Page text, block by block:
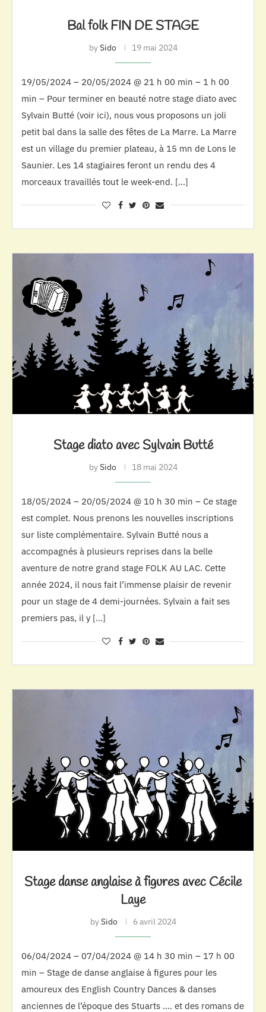
Bal folk FIN DE STAGE
bySido 19 mai 2024
19/05/2024 – 20/05/2024 @ 21 h 00 min – 1 h 00
min – Pour terminer en beauté notre stage diato avec
Sylvain Butté (voir ici), nous vous proposons un joli
petit bal dans la salle des fêtes de La Marre. La Marre
est un village du premier plateau, à 15 mn de Lons le
Saunier. Les 14 stagiaires feront un rendu des 4
morceaux travaillés tout le week-end. […]
Stage diato avec Sylvain Butté
bySido 18 mai 2024
18/05/2024 – 20/05/2024 @ 10 h 30 min – Ce stage
est complet. Nous prenons les nouvelles inscriptions
sur liste complémentaire. Sylvain Butté nous a
accompagnés à plusieurs reprises dans la belle
aventure de notre grand stage FOLK AU LAC. Cette
année 2024, il nous fait l’immense plaisir de revenir
pour un stage de 4 demi-journées. Sylvain a fait ses
premiers pas, il y […]
Stage danse anglaise à figures avec Cécile
Laye
bySido 6 avril 2024
06/04/2024 – 07/04/2024 @ 14 h 30 min – 17 h 00
min – Stage de danse anglaise à figures pour les
amoureux des English Country Dances & danses
anciennes de l’époque des Stuarts …. et des romans de